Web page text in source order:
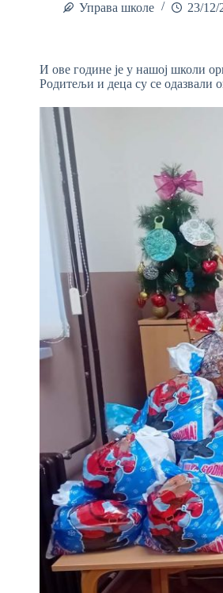
Управа школе 23/12/
И ове године је у нашој школи
Родитељи и деца су се одазвали